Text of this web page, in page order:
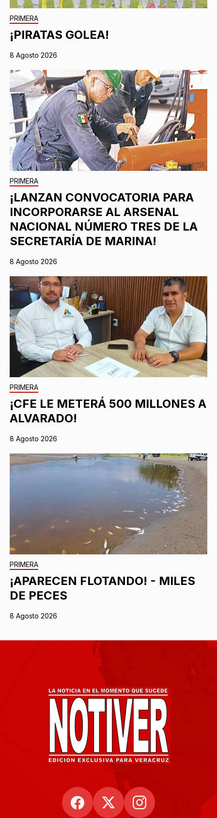
PRIMERA
¡PIRATAS GOLEA!
8 Agosto 2026
PRIMERA
¡LANZAN CONVOCATORIA PARA
INCORPORARSE AL ARSENAL
NACIONAL NÚMERO TRES DE LA
SECRETARÍA DE MARINA!
8 Agosto 2026
PRIMERA
¡CFE LE METERÁ 500 MILLONES A
ALVARADO!
8 Agosto 2026
PRIMERA
¡APARECEN FLOTANDO! - MILES
DE PECES
8 Agosto 2026